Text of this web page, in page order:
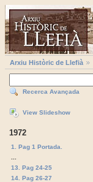
Arxiu Històric de Llefià
Recerca Avançada
View Slideshow
1972
1. Pag 1 Portada.
13. Pag 24-25
14. Pag 26-27